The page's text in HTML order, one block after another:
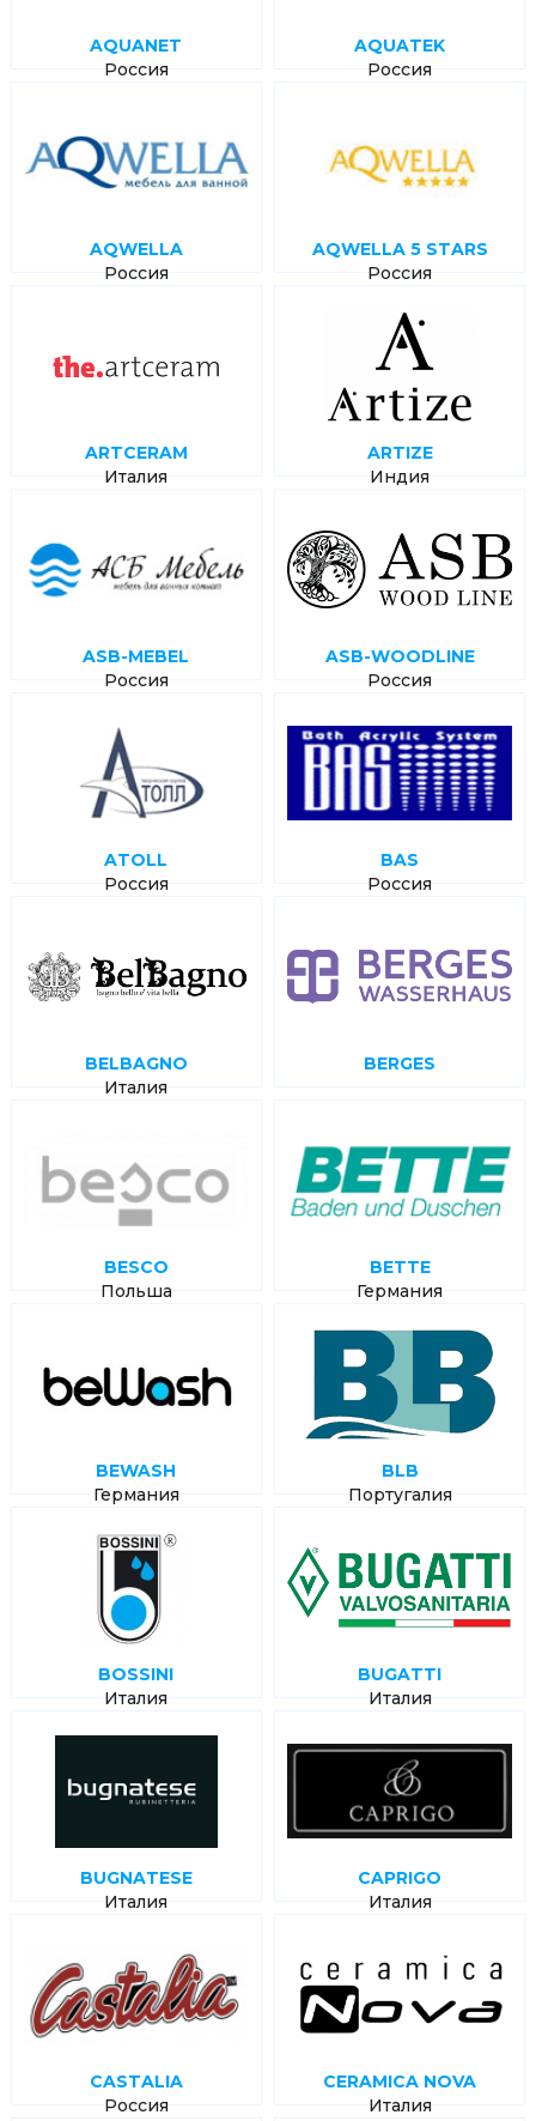
AQUANET
Россия
AQUATEK
Россия
AQWELLA
Россия
AQWELLA 5 STARS
Россия
ARTCERAM
Италия
ARTIZE
Индия
ASB-MEBEL
Россия
ASB-WOODLINE
Россия
ATOLL
Россия
BAS
Россия
BELBAGNO
Италия
BERGES
BESCO
Польша
BETTE
Германия
BEWASH
Германия
BLB
Португалия
BOSSINI
Италия
BUGATTI
Италия
BUGNATESE
Италия
CAPRIGO
Италия
CASTALIA
Россия
CERAMICA NOVA
Италия